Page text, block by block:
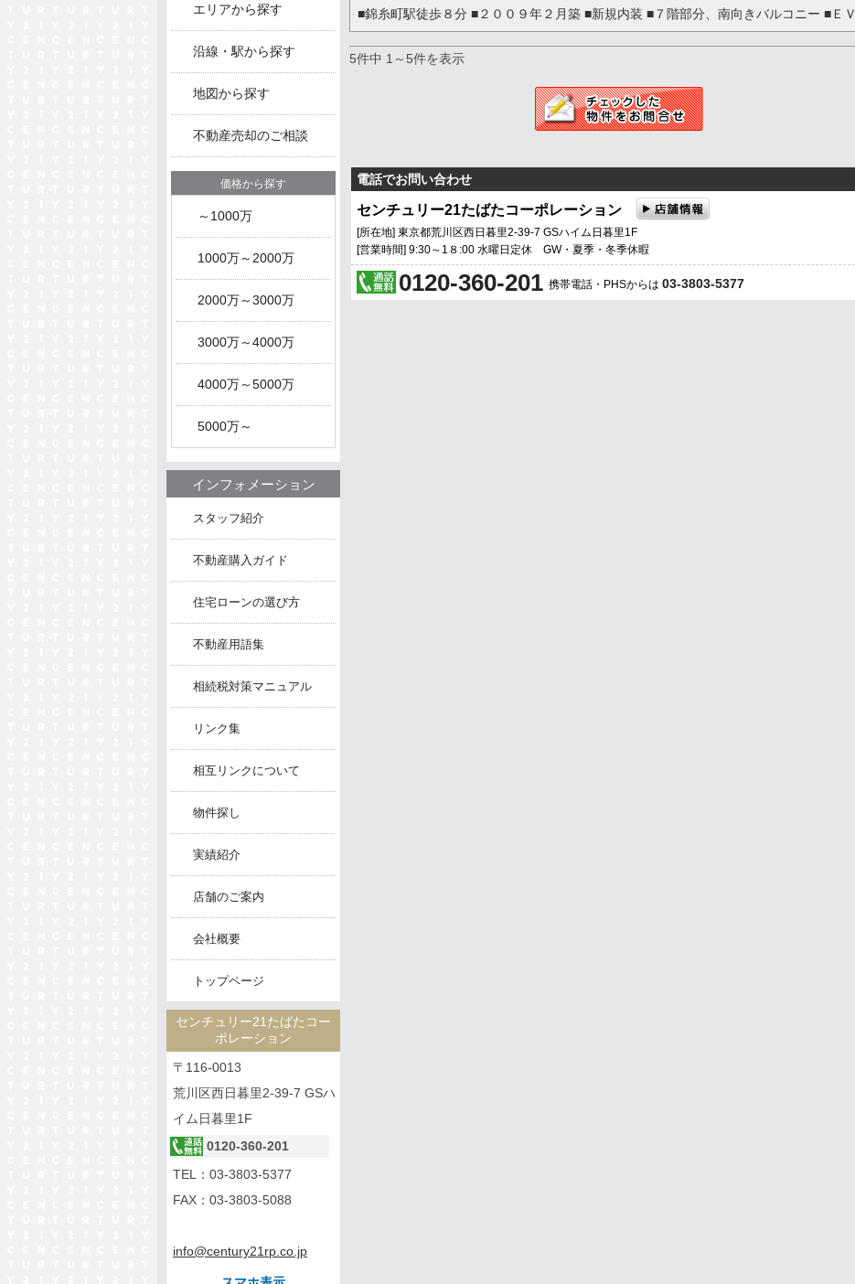
■錦糸町駅徒歩８分 ■２００９年２月築 ■新規内装 ■７階部分、南向きバルコニー ■ＥＶ
5件中 1～5件を表示
電話でお問い合わせ
センチュリー21たばたコーポレーション
[所在地] 東京都荒川区西日暮里2-39-7 GSハイム日暮里1F
[営業時間] 9:30～1８:00 水曜日定休 GW・夏季・冬季休暇
0120-360-201 携帯電話・PHSからは 03-3803-5377
エリアから探す
沿線・駅から探す
地図から探す
不動産売却のご相談
価格から探す
～1000万
1000万～2000万
2000万～3000万
3000万～4000万
4000万～5000万
5000万～
インフォメーション
スタッフ紹介
不動産購入ガイド
住宅ローンの選び方
不動産用語集
相続税対策マニュアル
リンク集
相互リンクについて
物件探し
実績紹介
店舗のご案内
会社概要
トップページ
センチュリー21たばたコー
ポレーション
〒116-0013
荒川区西日暮里2-39-7 GSハ
イム日暮里1F
0120-360-201
TEL： 03-3803-5377
FAX：03-3803-5088
info@century21rp.co.jp